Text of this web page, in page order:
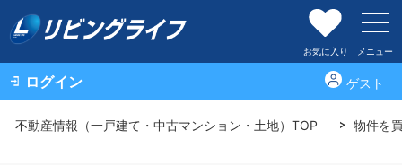
お気に入り メニュー
ログイン ゲスト
不動産情報（一戸建て・中古マンション・土地）TOP 物件を